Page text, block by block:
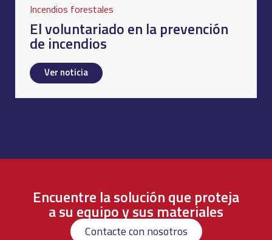
Incendios forestales
El voluntariado en la prevención
de incendios
Ver noticia
Encuentre la solución que proteja
a su equipo y sus materiales
Contacte con nosotros